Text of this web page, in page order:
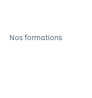
Nos formations